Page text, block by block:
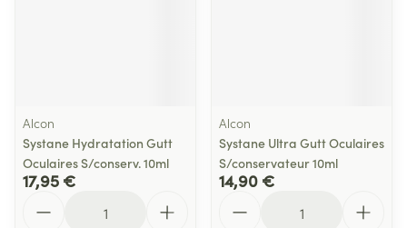
Alcon
Systane Hydratation Gutt
Oculaires S/conserv. 10ml
17,95 €
Alcon
Systane Ultra Gutt Oculaires
S/conservateur 10ml
14,90 €